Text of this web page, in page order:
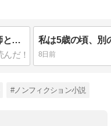
大っ嫌いだった慶応大学の家庭教師と星の王子様
8日前
#ノンフィクション小説